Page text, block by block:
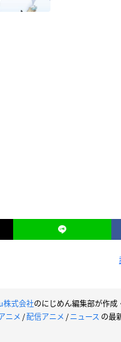
株式会社のにじめん編集部が作成
ニメ/配信アニメ/ニュース の最